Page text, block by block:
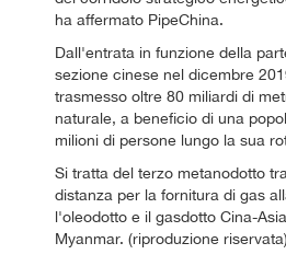
ha affermato PipeChina.
Dall'entrata in funzione della
sezione cinese nel dicembre
trasmesso oltre 80 miliardi di
naturale, a beneficio di una
milioni di persone lungo la sua
Si tratta del terzo metanodotto
distanza per la fornitura di gas
l'oleodotto e il gasdotto Cina-
Myanmar. (riproduzione riservata)